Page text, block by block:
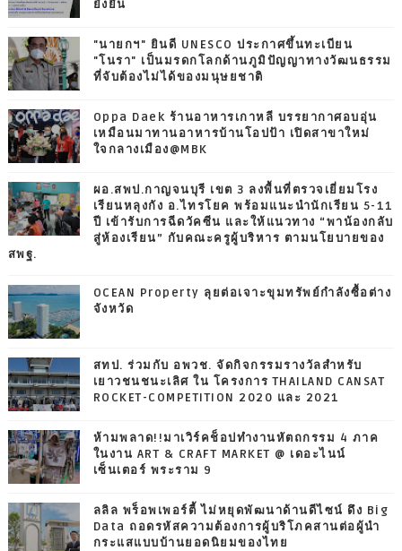
ยั่งยืน
"นายกฯ" ยินดี UNESCO ประกาศขึ้นทะเบียน
"โนรา" เป็นมรดกโลกด้านภูมิปัญญาทางวัฒนธรรม
ที่จับต้องไม่ได้ของมนุษยชาติ
Oppa Daek ร้านอาหารเกาหลี บรรยากาศอบอุ่น
เหมือนมาทานอาหารบ้านโอปป้า เปิดสาขาใหม่
ใจกลางเมือง@MBK
ผอ.สพป.กาญจนบุรี เขต 3 ลงพื้นที่ตรวจเยี่ยมโรง
เรียนหลุงกัง อ.ไทรโยค พร้อมแนะนำนักเรียน 5-11
ปี เข้ารับการฉีดวัคซีน และให้แนวทาง “พาน้องกลับ
สู่ห้องเรียน” กับคณะครูผู้บริหาร ตามนโยบายของ
สพฐ.
OCEAN Property ลุยต่อเจาะขุมทรัพย์กำลังซื้อต่าง
จังหวัด
สทป. ร่วมกับ อพวช. จัดกิจกรรมรางวัลสำหรับ
เยาวชนชนะเลิศ ใน โครงการ THAILAND CANSAT
ROCKET-COMPETITION 2020 และ 2021
ห้ามพลาด!!มาเวิร์คช็อปทำงานหัตถกรรม 4 ภาค
ในงาน ART & CRAFT MARKET @ เดอะไนน์
เซ็นเตอร์ พระราม 9
ลลิล พร็อพเพอร์ตี้ ไม่หยุดพัฒนาด้านดีไซน์ ดึง Big
Data ถอดรหัสความต้องการผู้บริโภคสานต่อผู้นำ
กระแสแบบบ้านยอดนิยมของไทย